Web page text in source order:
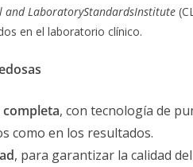
and LaboratoryStandardsInstitute
en el laboratorio clínico.
, con tecnología de
como en los resultados.
, para garantizar la calidad